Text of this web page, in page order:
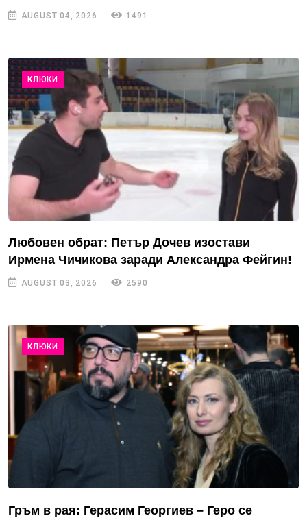
AUGUST 04, 2026 1491
КЛЮКИ
Любовен обрат: Петър Дочев изостави
Ирмена Чичикова заради Александра Фейгин!
AUGUST 03, 2026 2590
КЛЮКИ
Гръм в рая: Герасим Георгиев – Геро се